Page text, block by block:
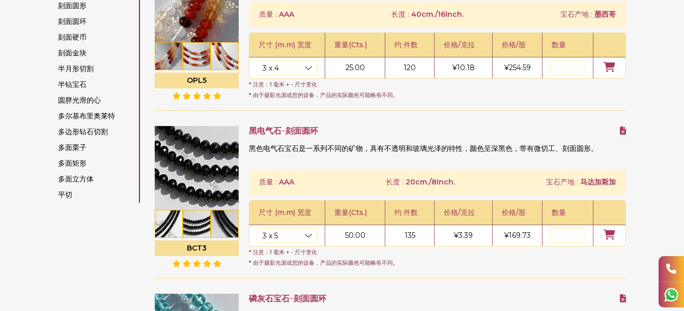
棕锆石
橄榄石宝石
橄榄石英
橙色月光石
水晶宝石
沙弗莱石宝石
海军蓝玉髓
海蓝宝石
海蓝玉髓
灰色月光石
烟晶
猫眼方柱石
玉髓宝石
刻面圆形
刻面圆环
刻面硬币
刻面金块
半月形切割
半钻宝石
圆胖光滑的心
多尔基布里奥莱特
多边形钻石切割
多面栗子
多面矩形
多面立方体
平切
OPL5
质量 : AAA 长度 : 40cm./16Inch. 宝石产地 : 墨西哥
尺寸 (m.m) 宽度 重量(Cts.) 约 件数 价格/克拉 价格/股 数量
25.00 120 ¥10.18 ¥254.59
* 注意：1 毫米 + - 尺寸变化
* 由于摄影光源或您的设备，产品的实际颜色可能略有不同。
BCT3
黑电气石-刻面圆环
黑色电气石宝石是一系列不同的矿物，具有不透明和玻璃光泽的特性，颜色呈深黑色，带有微切工、刻面圆形。
质量 : AAA 长度 : 20cm./8Inch. 宝石产地 : 马达加斯加
尺寸 (m.m) 宽度 重量(Cts.) 约 件数 价格/克拉 价格/股 数量
50.00 135 ¥3.39 ¥169.73
* 注意：1 毫米 + - 尺寸变化
* 由于摄影光源或您的设备，产品的实际颜色可能略有不同。
磷灰石宝石-刻面圆环